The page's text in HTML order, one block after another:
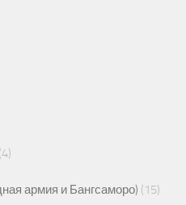
(4)
армия и Бангсаморо) (15)